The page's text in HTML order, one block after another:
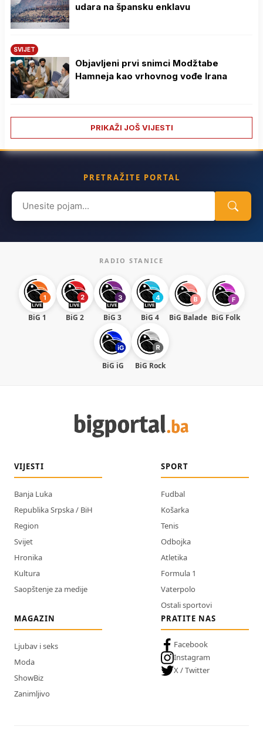
udara na špansku enklavu
SVIJET
Objavljeni prvi snimci Modžtabe
Hamneja kao vrhovnog vođe Irana
PRIKAŽI JOŠ VIJESTI
PRETRAŽITE PORTAL
Search
for:
RADIO STANICE
BiG 1 BiG 2 BiG 3 BiG 4 BiG Balade BiG Folk
BiG iG BiG Rock
VIJESTI
Banja Luka
Republika Srpska / BiH
Region
Svijet
Hronika
Kultura
Saopštenje za medije
SPORT
Fudbal
Košarka
Tenis
Odbojka
Atletika
Formula 1
Vaterpolo
Ostali sportovi
MAGAZIN
Ljubav i seks
Moda
ShowBiz
Zanimljivo
PRATITE NAS
Facebook
Instagram
X / Twitter